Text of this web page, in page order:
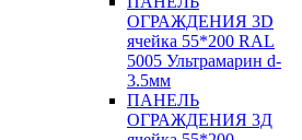
ОГРАЖДЕНИЯ 3D
ячейка 55*200 RAL
5005 Ультрамарин d-
3.5мм
ПАНЕЛЬ
ОГРАЖДЕНИЯ 3Д